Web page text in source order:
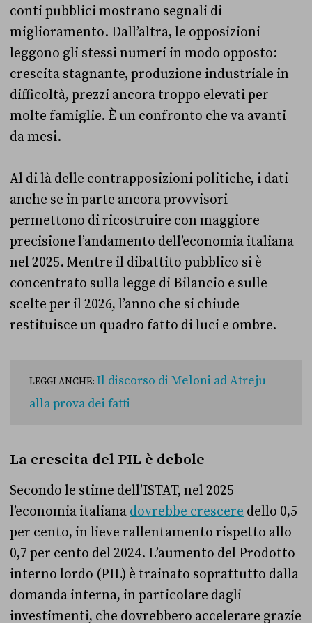
conti pubblici mostrano segnali di
miglioramento. Dall’altra, le opposizioni
leggono gli stessi numeri in modo opposto:
crescita stagnante, produzione industriale in
difficoltà, prezzi ancora troppo elevati per
molte famiglie. È un confronto che va avanti
da mesi.
Al di là delle contrapposizioni politiche, i dati –
anche se in parte ancora provvisori –
permettono di ricostruire con maggiore
precisione l’andamento dell’economia italiana
nel 2025. Mentre il dibattito pubblico si è
concentrato sulla legge di Bilancio e sulle
scelte per il 2026, l’anno che si chiude
restituisce un quadro fatto di luci e ombre.
LEGGI ANCHE: Il discorso di Meloni ad Atreju
alla prova dei fatti
La crescita del PIL è debole
Secondo le stime dell’ISTAT, nel 2025
l’economia italiana dovrebbe crescere dello 0,5
per cento, in lieve rallentamento rispetto allo
0,7 per cento del 2024. L’aumento del Prodotto
interno lordo (PIL) è trainato soprattutto dalla
domanda interna, in particolare dagli
investimenti, che dovrebbero accelerare grazie